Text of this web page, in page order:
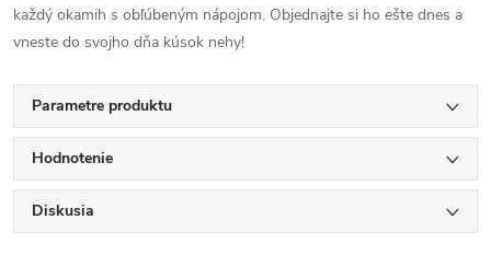
každý okamih s obľúbeným nápojom. Objednajte si ho ešte dnes a
vneste do svojho dňa kúsok nehy!
Parametre produktu
Hodnotenie
Diskusia